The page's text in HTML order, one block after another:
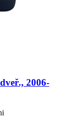
2006-